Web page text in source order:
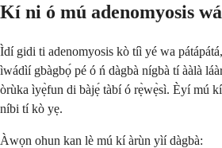
Kí ni ó mú adenomyosis
Ìdí gidi ti adenomyosis kò tíì yé wa
ìwádìí gbàgbọ́ pé ó ń dàgbà nígbà tí ààlà
òrùka ìyẹ̀fun di bàjẹ́ tàbí ó rẹ̀wẹ̀sì. Èyí mú
níbi tí kò yẹ.
Àwọn ohun kan lè mú kí àrùn yìí dàgbà: